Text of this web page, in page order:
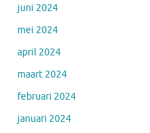
juni 2024
mei 2024
april 2024
maart 2024
februari 2024
januari 2024